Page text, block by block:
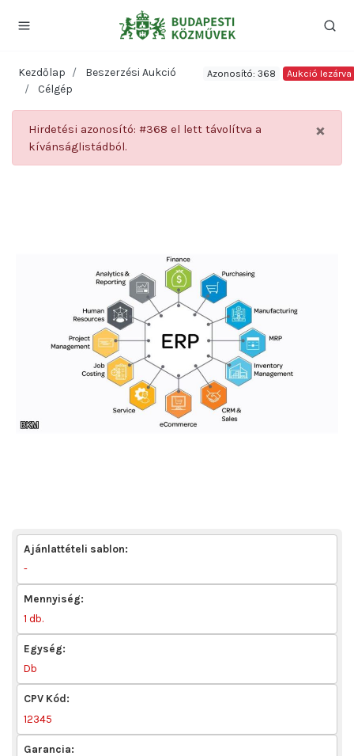
Kezdőlap
Beszerzési Aukció
Célgép
Azonosító: 368 Aukció lezárva
×
Hirdetési azonosító: #368 el lett távolítva a
kívánságlistádból.
Ajánlattételi sablon:
-
Mennyiség:
1 db.
Egység:
Db
CPV Kód:
12345
Garancia: